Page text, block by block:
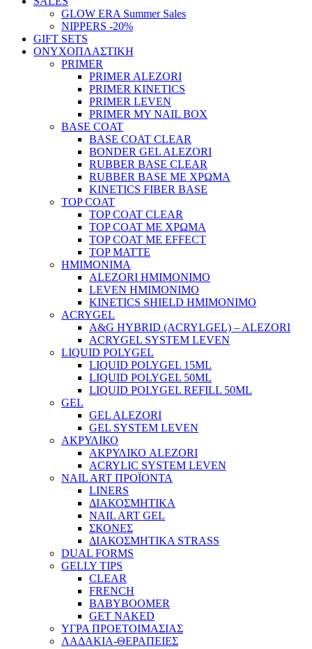
GLOW ERA Summer Sales
NIPPERS -20%
GIFT SETS
ΟΝΥΧΟΠΛΑΣΤΙΚΗ
PRIMER
PRIMER ALEZORI
PRIMER KINETICS
PRIMER LEVEN
PRIMER MY NAIL BOX
BASE COAT
BASE COAT CLEAR
BONDER GEL ALEZORI
RUBBER BASE CLEAR
RUBBER BASE ΜΕ ΧΡΩΜΑ
KINETICS FIBER BASE
TOP COAT
TOP COAT CLEAR
TOP COAT ΜΕ ΧΡΩΜΑ
TOP COAT ΜΕ EFFECT
TOP MATTE
ΗΜΙΜΟΝΙΜΑ
ALEZORI ΗΜΙΜΟΝΙΜΟ
LEVEN ΗΜΙΜΟΝΙΜΟ
KINETICS SHIELD ΗΜΙΜΟΝΙΜΟ
ACRYGEL
A&G HYBRID (ACRYLGEL) – ALEZORI
ACRYGEL SYSTEM LEVEN
LIQUID POLYGEL
LIQUID POLYGEL 15ML
LIQUID POLYGEL 50ML
LIQUID POLYGEL REFILL 50ML
GEL
GEL ALEZORI
GEL SYSTEM LEVEN
ΑΚΡΥΛΙΚΟ
ΑΚΡΥΛΙΚΟ ALEZORI
ACRYLIC SYSTEM LEVEN
NAIL ART ΠΡΟΪΟΝΤΑ
LINERS
ΔΙΑΚΟΣΜΗΤΙΚΑ
NAIL ART GEL
ΣΚΟΝΕΣ
ΔΙΑΚΟΣΜΗΤΙΚΑ STRASS
DUAL FORMS
GELLY TIPS
CLEAR
FRENCH
BABYBOOMER
GET NAKED
ΥΓΡΑ ΠΡΟΕΤΟΙΜΑΣΙΑΣ
ΛΑΔΑΚΙΑ-ΘΕΡΑΠΕΙΕΣ